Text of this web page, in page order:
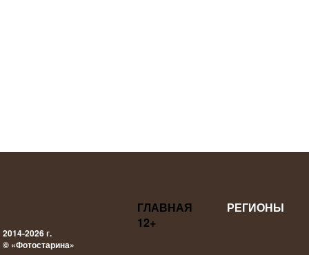
2014-2026 г.
© «Фотостарина»
ГЛАВНАЯ
РЕГИОНЫ
12+